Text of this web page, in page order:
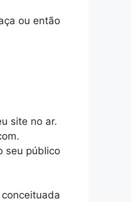
ou então
site no ar.
seu público